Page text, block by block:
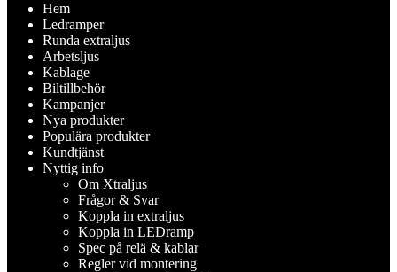
Hem
Ledramper
Runda extraljus
Arbetsljus
Kablage
Biltillbehör
Kampanjer
Nya produkter
Populära produkter
Kundtjänst
Nyttig info
Om Xtraljus
Frågor & Svar
Koppla in extraljus
Koppla in LEDramp
Spec på relä & kablar
Regler vid montering